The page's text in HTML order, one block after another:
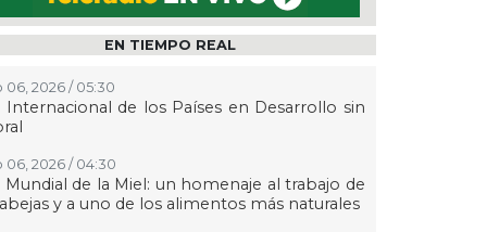
EN TIEMPO REAL
06, 2026 / 05:30
Internacional de los Países en Desarrollo sin
06, 2026 / 04:30
Mundial de la Miel: un homenaje al trabajo de
y a uno de los alimentos más naturales